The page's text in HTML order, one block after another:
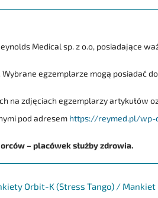
Medical sp. z o.o, posiadające
egzemplarze mogą posiadać
na zdjęciach egzemplarzy artykułów
pod adresem https://reymed.pl/wp-
– placówek służby zdrowia.
Orbit-K (Stress Tango) / Mankiet